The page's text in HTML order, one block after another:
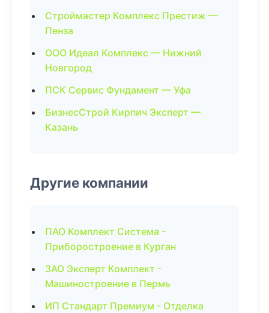
Строймастер Комплекс Престиж —
Пенза
ООО Идеал Комплекс — Нижний
Новгород
ПСК Сервис Фундамент — Уфа
БизнесСтрой Кирпич Эксперт —
Казань
Другие компании
ПАО Комплект Система -
Приборостроение в Курган
ЗАО Эксперт Комплект -
Машиностроение в Пермь
ИП Стандарт Премиум - Отделка